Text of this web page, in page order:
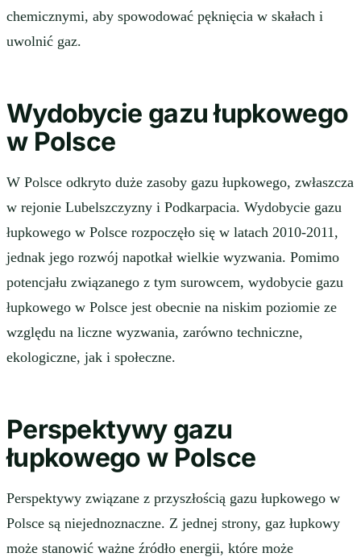
chemicznymi, aby spowodować pęknięcia w skałach i
uwolnić gaz.
Wydobycie gazu łupkowego
w Polsce
W Polsce odkryto duże zasoby gazu łupkowego, zwłaszcza
w rejonie Lubelszczyzny i Podkarpacia. Wydobycie gazu
łupkowego w Polsce rozpoczęło się w latach 2010-2011,
jednak jego rozwój napotkał wielkie wyzwania. Pomimo
potencjału związanego z tym surowcem, wydobycie gazu
łupkowego w Polsce jest obecnie na niskim poziomie ze
względu na liczne wyzwania, zarówno techniczne,
ekologiczne, jak i społeczne.
Perspektywy gazu
łupkowego w Polsce
Perspektywy związane z przyszłością gazu łupkowego w
Polsce są niejednoznaczne. Z jednej strony, gaz łupkowy
może stanowić ważne źródło energii, które może